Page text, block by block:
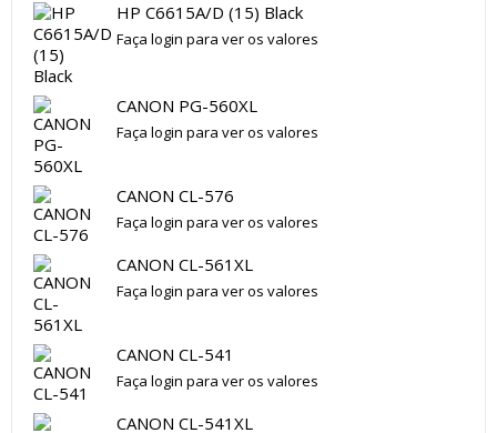
HP C6615A/D (15) Black
Faça login para ver os valores
CANON PG-560XL
Faça login para ver os valores
CANON CL-576
Faça login para ver os valores
CANON CL-561XL
Faça login para ver os valores
CANON CL-541
Faça login para ver os valores
CANON CL-541XL